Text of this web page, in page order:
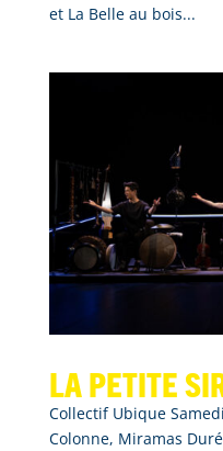
et La Belle au bois...
La Petite
Collectif Ubique
Colonne, Miramas